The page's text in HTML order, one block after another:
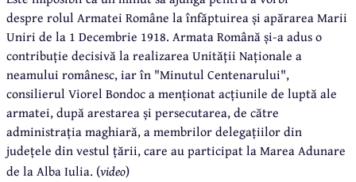
despre rolul Armatei Române la înfăptuirea și apărarea Marii
Uniri de la 1 Decembrie 1918. Armata Română și-a adus o
contribuție decisivă la realizarea Unității Naționale a
neamului românesc, iar în "Minutul Centenarului",
consilierul Viorel Bondoc a menționat acțiunile de luptă ale
armatei, după arestarea și persecutarea, de către
administrația maghiară, a membrilor delegațiilor din
județele din vestul țării, care au participat la Marea Adunare
de la Alba Iulia. (video)